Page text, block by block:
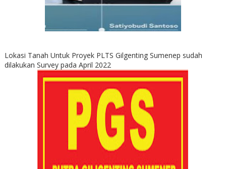
Lokasi Tanah Untuk Proyek PLTS Gilgenting Sumenep sudah
dilakukan Survey pada April 2022